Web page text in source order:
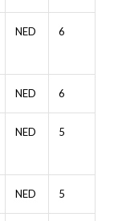
NED 6
NED 6
NED 5
NED 5